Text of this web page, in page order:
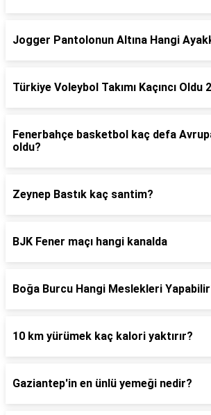
Jogger Pantolonun Altına Hangi
Türkiye Voleybol Takımı Kaçıncı Oldu
Fenerbahçe basketbol kaç defa
oldu?
Zeynep Bastık kaç santim?
BJK Fener maçı hangi kanalda
Boğa Burcu Hangi Meslekleri
10 km yürümek kaç kalori yaktırır?
Gaziantep'in en ünlü yemeği nedir?